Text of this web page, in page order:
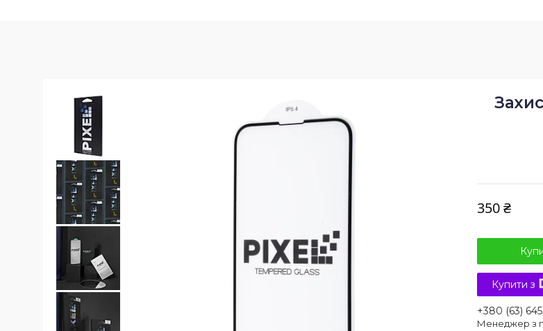
350 ₴
Купити з
+380 (63)
Менеджер з